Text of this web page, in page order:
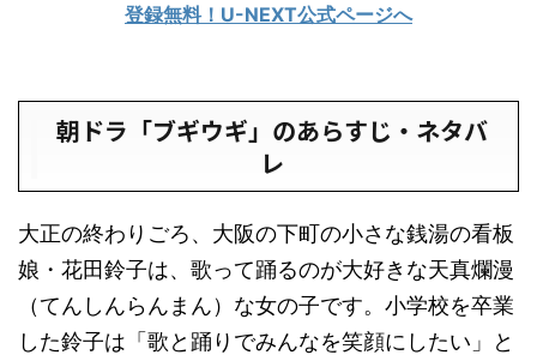
登録無料！U-NEXT公式ページへ
朝ドラ「ブギウギ」のあらすじ・ネタバ
レ
大正の終わりごろ、大阪の下町の小さな銭湯の看板
娘・花田鈴子は、歌って踊るのが大好きな天真爛漫
（てんしんらんまん）な女の子です。小学校を卒業
した鈴子は「歌と踊りでみんなを笑顔にしたい」と